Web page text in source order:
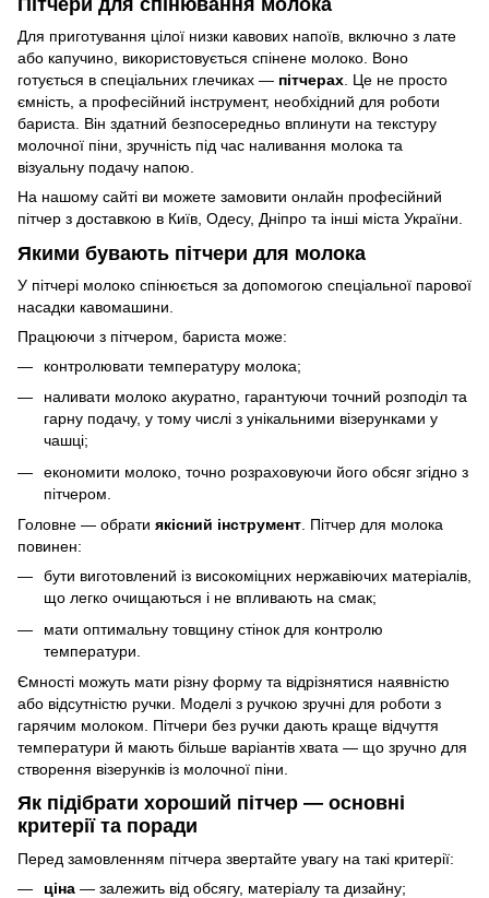
Пітчери для спінювання молока
Для приготування цілої низки кавових напоїв, включно з лате
або капучино, використовується спінене молоко. Воно
готується в спеціальних глечиках — пітчерах. Це не просто
ємність, а професійний інструмент, необхідний для роботи
бариста. Він здатний безпосередньо вплинути на текстуру
молочної піни, зручність під час наливання молока та
візуальну подачу напою.
На нашому сайті ви можете замовити онлайн професійний
пітчер з доставкою в Київ, Одесу, Дніпро та інші міста України.
Якими бувають пітчери для молока
У пітчері молоко спінюється за допомогою спеціальної парової
насадки кавомашини.
Працюючи з пітчером, бариста може:
контролювати температуру молока;
наливати молоко акуратно, гарантуючи точний розподіл та
гарну подачу, у тому числі з унікальними візерунками у
чашці;
економити молоко, точно розраховуючи його обсяг згідно з
пітчером.
Головне — обрати якісний інструмент . Пітчер для молока
повинен:
бути виготовлений із високоміцних нержавіючих матеріалів,
що легко очищаються і не впливають на смак;
мати оптимальну товщину стінок для контролю
температури.
Ємності можуть мати різну форму та відрізнятися наявністю
або відсутністю ручки. Моделі з ручкою зручні для роботи з
гарячим молоком. Пітчери без ручки дають краще відчуття
температури й мають більше варіантів хвата — що зручно для
створення візерунків із молочної піни.
Як підібрати хороший пітчер — основні
критерії та поради
Перед замовленням пітчера звертайте увагу на такі критерії:
ціна — залежить від обсягу, матеріалу та дизайну;